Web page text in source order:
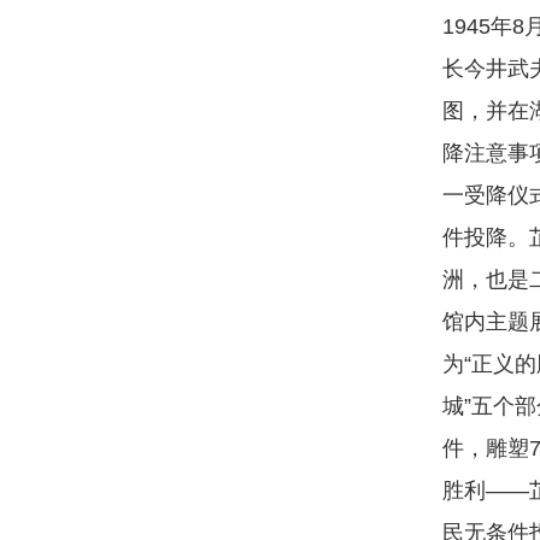
1945年8
长今井武
图，并在
降注意事
一受降仪
件投降。
洲，也是
馆内主题
为“正义
城”五个
件，雕塑
胜利——
民无条件